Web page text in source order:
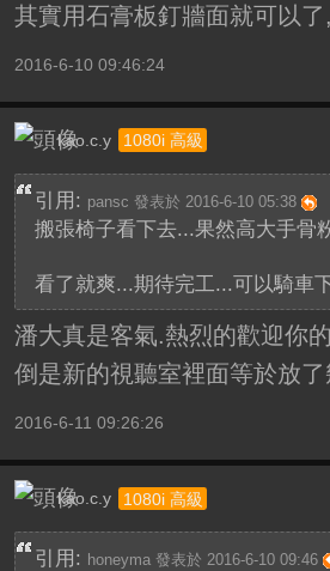
其實用石膏板釘牆面就可以
2016-6-10 09:46:24
kao.c.y 1080i 高級
引用: pansc 發表於 2016-6-10 05:38
搬張椅子看下去...果然高大手骨
看了就爽...期待完工...可以騎車
潘大真是客氣.熱烈的歡迎你
倒是新的視聽室裡面等於放
2016-6-11 09:26:26
kao.c.y 1080i 高級
引用: honeyma 發表於 2016-6-10 09:46